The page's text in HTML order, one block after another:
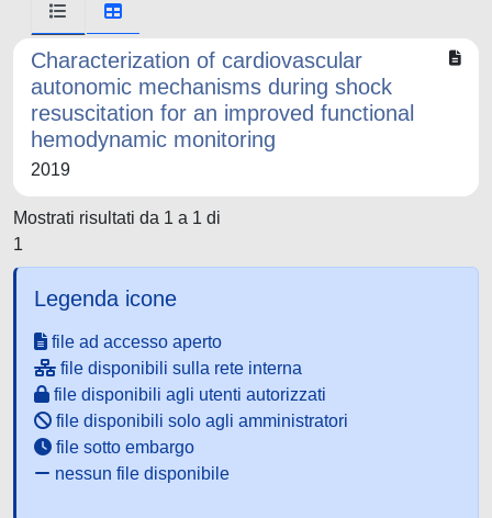
Characterization of cardiovascular
autonomic mechanisms during shock
resuscitation for an improved functional
hemodynamic monitoring
2019
Mostrati risultati da 1 a 1 di
1
Legenda icone
file ad accesso aperto
file disponibili sulla rete interna
file disponibili agli utenti autorizzati
file disponibili solo agli amministratori
file sotto embargo
nessun file disponibile